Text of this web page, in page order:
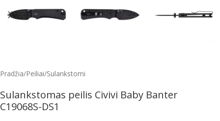
Pradžia/Peiliai/Sulankstomi
Sulankstomas peilis Civivi Baby Banter
C19068S-DS1